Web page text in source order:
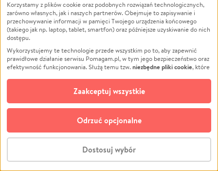
Stwórz zbiórkę - za darmo
Facebook Twitter Instagram LinkedIn TikTok Youtube
Informacje
Jak to działa?
Regulamin
Polityka Prywatności
RODO - Kontrahenci
Polityka plików cookie
O nas
Raporty
Blog
Korzystamy z plików cookie oraz podobnych rozwiązań technologicznych,
zarówno własnych, jak i naszych partnerów. Obejmuje to zapisywanie i
przechowywanie informacji w pamięci Twojego urządzenia końcowego
(takiego jak np. laptop, tablet, smartfon) oraz późniejsze uzyskiwanie do nich
dostępu.
Wykorzystujemy te technologie przede wszystkim po to, aby zapewnić
prawidłowe działanie serwisu Pomagam.pl, w tym jego bezpieczeństwo oraz
efektywność funkcjonowania. Służą temu tzw.niezbędne pliki cookie, które
opcjonalnych plików cookie
technologii do celów analitycznych i retargetingowych. Możesz wyrazić
zgodę na ich stosowanie lub jej odmówić. W dowolnym momencie masz
możliwość zmiany swoich preferencji na stronie „Zarządzaj zgodami cookie”,
do której link znajdziesz w stopce serwisu Pomagam.pl. Opcjonalne pliki
cookie wykorzystywane są w następujących celach:
działanie serwisu Pomagam.pl. Dzięki nim możemy zrozumieć, jak
użytkownicy korzystają z naszego serwisu – skąd trafiają do serwisu, jak
Dostosuj wybór
Odrzuć opcjonalne
Zaakceptuj wszystkie